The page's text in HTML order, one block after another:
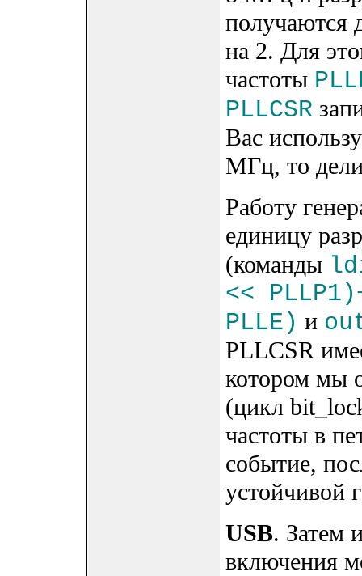
получаются
на 2. Для
частоты
PLLCSR
Вас
МГц, то
Работу
единицу
(команды
<<
PLLE) и
PLLCSR
котором мы
(цикл
частоты в
событие,
устойчивой
USB. Затем
включения